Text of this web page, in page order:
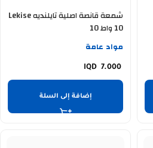
شمعة قانصة اصلية تايلنديه Lekise
10 واط 10
مواد عامة
7.000
إضافة إلى السلة